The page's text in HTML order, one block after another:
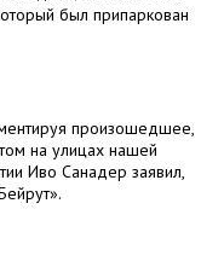
был припаркован
произошедшее,
на улицах нашей
Иво Санадер заявил,